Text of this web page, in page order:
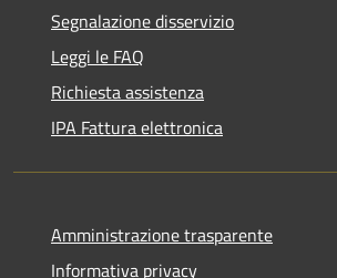
Segnalazione disservizio
Leggi le FAQ
Richiesta assistenza
IPA Fattura elettronica
Amministrazione trasparente
Informativa privacy